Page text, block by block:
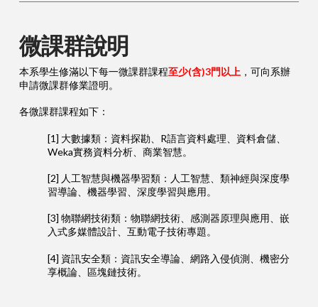
微課群說明
本系學生修滿以下每一微課群課程至少(含)3門以上 ，可向系辦
申請微課群修業證明。
各微課群課程如下：
[1] 大數據類：資料探勘、R語言資料處理、資料倉儲、
Weka實務資料分析、商業智慧。
[2] 人工智慧與機器學習類：人工智慧、類神經與深度學
習導論、機器學習、深度學習與應用。
[3] 物聯網技術類：物聯網技術、感測器原理與應用、嵌
入式多媒體設計、互動電子技術專題。
[4] 資訊安全類：資訊安全導論、網路入侵偵測、機密分
享概論、區塊鏈技術。